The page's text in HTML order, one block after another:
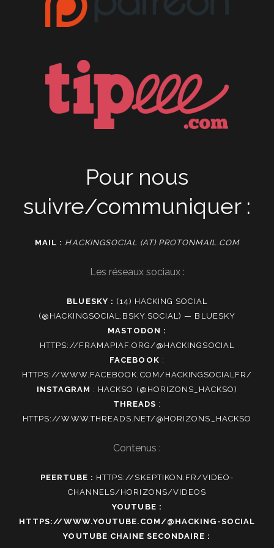
Pour nous
suivre/communiquer :
MAIL : HACKINGSOCIAL (AT) PROTONMAIL.COM
Les réseaux sociaux :
BLUESKY : (14) HACKING SOCIAL
(@HACKINGSOCIAL.BSKY.SOCIAL) — BLUESKY
MASTODON :
HTTPS://FRAMAPIAF.ORG/@HACKINGSOCIAL
FACEBOOK :
HTTPS://WWW.FACEBOOK.COM/HACKINGSOCIALFR/
INSTAGRAM : HACKSO (@HORIZONS_HACKSO)
THREADS :
HTTPS://WWW.THREADS.NET/@HORIZONS_HACKSO
Contenus :
PEERTUBE : HTTPS://SKEPTIKON.FR/VIDEO-
CHANNELS/HORIZONS/VIDEOS
YOUTUBE :
HTTPS://WWW.YOUTUBE.COM/@HACKING-SOCIAL
YOUTUBE CHAINE SECONDAIRE :